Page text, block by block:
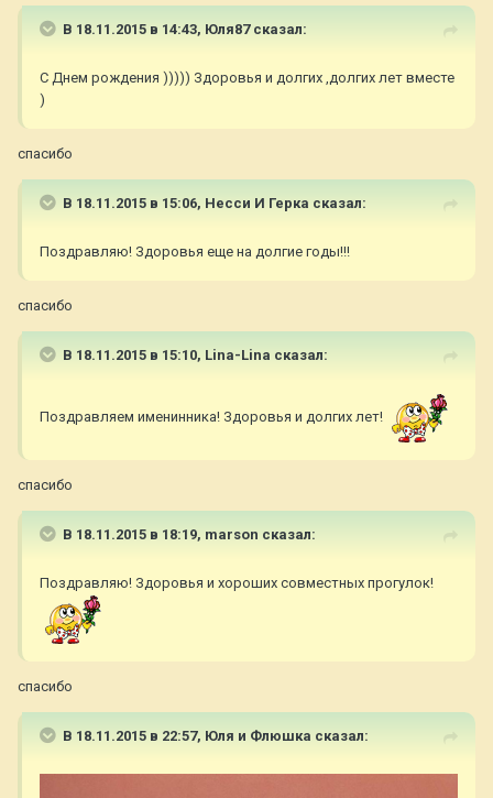
В 18.11.2015 в 14:43, Юля87сказал:
С Днем рождения ))))) Здоровья и долгих ,долгих лет вместе
)
спасибо
В 18.11.2015 в 15:06, Несси И Герка сказал:
Поздравляю! Здоровья еще на долгие годы!!!
спасибо
В 18.11.2015 в 15:10, Lina-Lina сказал:
Поздравляем именинника! Здоровья и долгих лет!
спасибо
В 18.11.2015 в 18:19, marson сказал:
Поздравляю! Здоровья и хороших совместных прогулок!
спасибо
В 18.11.2015 в 22:57, Юля и Флюшка сказал: